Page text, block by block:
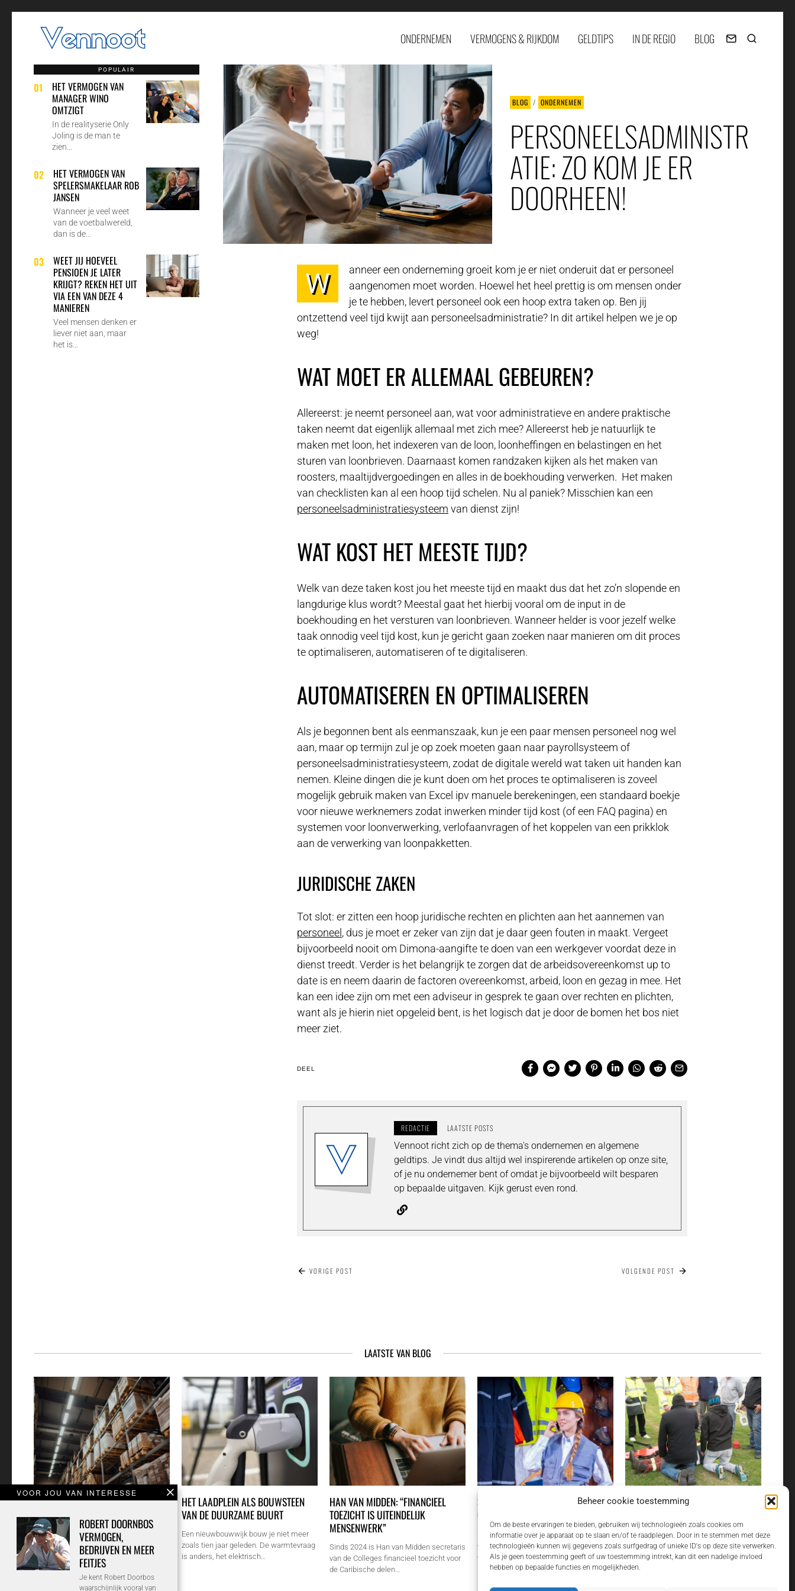
Beheer cookie toestemming
Om de beste ervaringen te bieden, gebruiken wij technologieën zoals cookies om
informatie over je apparaat op te slaan en/of te raadplegen. Door in te stemmen met deze
technologieën kunnen wij gegevens zoals surfgedrag of unieke ID's op deze site verwerken.
Als je geen toestemming geeft of uw toestemming intrekt, kan dit een nadelige invloed
hebben op bepaalde functies en mogelijkheden.
ONDERNEMEN VERMOGENS & RIJKDOM GELDTIPS IN DE REGIO BLOG
BLOG / ONDERNEMEN
PERSONEELSADMINISTR
ATIE: ZO KOM JE ER
DOORHEEN!
W
anneer een onderneming groeit kom je er niet onderuit dat er personeel
aangenomen moet worden. Hoewel het heel prettig is om mensen onder
je te hebben, levert personeel ook een hoop extra taken op. Ben jij
ontzettend veel tijd kwijt aan personeelsadministratie? In dit artikel helpen we je op
weg!
WAT MOET ER ALLEMAAL GEBEUREN?
Allereerst: je neemt personeel aan, wat voor administratieve en andere praktische
taken neemt dat eigenlijk allemaal met zich mee? Allereerst heb je natuurlijk te
maken met loon, het indexeren van de loon, loonheffingen en belastingen en het
sturen van loonbrieven. Daarnaast komen randzaken kijken als het maken van
roosters, maaltijdvergoedingen en alles in de boekhouding verwerken. Het maken
van checklisten kan al een hoop tijd schelen. Nu al paniek? Misschien kan een
personeelsadministratiesysteem van dienst zijn!
WAT KOST HET MEESTE TIJD?
Welk van deze taken kost jou het meeste tijd en maakt dus dat het zo’n slopende en
langdurige klus wordt? Meestal gaat het hierbij vooral om de input in de
boekhouding en het versturen van loonbrieven. Wanneer helder is voor jezelf welke
taak onnodig veel tijd kost, kun je gericht gaan zoeken naar manieren om dit proces
te optimaliseren, automatiseren of te digitaliseren.
AUTOMATISEREN EN OPTIMALISEREN
Als je begonnen bent als eenmanszaak, kun je een paar mensen personeel nog wel
aan, maar op termijn zul je op zoek moeten gaan naar payrollsysteem of
personeelsadministratiesysteem, zodat de digitale wereld wat taken uit handen kan
nemen. Kleine dingen die je kunt doen om het proces te optimaliseren is zoveel
mogelijk gebruik maken van Excel ipv manuele berekeningen, een standaard boekje
voor nieuwe werknemers zodat inwerken minder tijd kost (of een FAQ pagina) en
systemen voor loonverwerking, verlofaanvragen of het koppelen van een prikklok
aan de verwerking van loonpakketten.
JURIDISCHE ZAKEN
Tot slot: er zitten een hoop juridische rechten en plichten aan het aannemen van
personeel , dus je moet er zeker van zijn dat je daar geen fouten in maakt. Vergeet
bijvoorbeeld nooit om Dimona-aangifte te doen van een werkgever voordat deze in
dienst treedt. Verder is het belangrijk te zorgen dat de arbeidsovereenkomst up to
date is en neem daarin de factoren overeenkomst, arbeid, loon en gezag in mee. Het
kan een idee zijn om met een adviseur in gesprek te gaan over rechten en plichten,
want als je hierin niet opgeleid bent, is het logisch dat je door de bomen het bos niet
meer ziet.
DEEL
REDACTIE LAATSTE POSTS
Vennoot richt zich op de thema's ondernemen en algemene
geldtips. Je vindt dus altijd wel inspirerende artikelen op onze site,
of je nu ondernemer bent of omdat je bijvoorbeeld wilt besparen
op bepaalde uitgaven. Kijk gerust even rond.
BERICHT
VORIGE POST VOLGENDE POST
POPULAIR
01
HET VERMOGEN VAN
MANAGER WINO
OMTZIGT
In de realityserie Only
Joling is de man te
zien…
02
HET VERMOGEN VAN
SPELERSMAKELAAR ROB
JANSEN
Wanneer je veel weet
van de voetbalwereld,
dan is de…
03
WEET JIJ HOEVEEL
PENSIOEN JE LATER
KRIJGT? REKEN HET UIT
VIA EEN VAN DEZE 4
MANIEREN
Veel mensen denken er
liever niet aan, maar
het is…
VOOR JOU VAN INTERESSE
ROBERT DOORNBOS
VERMOGEN,
BEDRIJVEN EN MEER
FEITJES
Je kent Robert Doorbos
waarschijnlijk vooral van
LAATSTE VAN BLOG
BEREID UW MAGAZIJN VOOR OP
PIEKDRUKTE MET GOEDE
AANRIJDPREVENTIE
In veel bedrijven neemt de interne
verkeersdrukte toe in voorspelbare
periodes. Denk aan de weken voor…
HET LAADPLEIN ALS BOUWSTEEN
VAN DE DUURZAME BUURT
Een nieuwbouwwijk bouw je niet meer
zoals tien jaar geleden. De warmtevraag
is anders, het elektrisch…
HAN VAN MIDDEN: “FINANCIEEL
TOEZICHT IS UITEINDELIJK
MENSENWERK”
Sinds 2024 is Han van Midden secretaris
van de Colleges financieel toezicht voor
de Caribische delen…
SIOEN WERKKLEDING KIEZEN ALS
ONDERNEMER
Goede werkkleding is voor veel zzp'ers
en mkb'ers een dagelijkse voorwaarde
om door te kunnen werken.…
BHV CURSUS REGELEN ALS
Een incident op de werkvloer komt nooit
gelegen. Juist dan wil je dat iemand
direct kan…